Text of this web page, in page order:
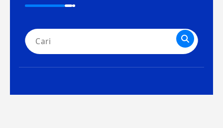
Pencarian
untuk: